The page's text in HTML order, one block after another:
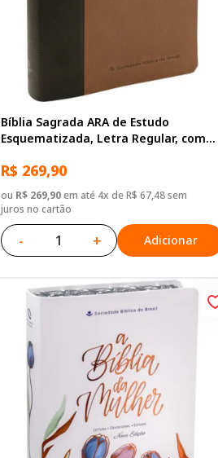
Bíblia Sagrada ARA de Estudo
Esquematizada, Letra Regular, com
R$ 269,90
ou R$ 269,90em até 4x de R$ 67,48 sem
juros no cartão
- + Adicionar